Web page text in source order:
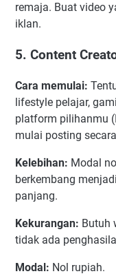
remaja. Buat video
iklan.
5. Content
Cara memulai:
lifestyle pelajar,
platform pilihanmu
mulai posting
Kelebihan: Modal
berkembang
panjang.
Kekurangan: Butuh
tidak ada
Modal: Nol rupiah.